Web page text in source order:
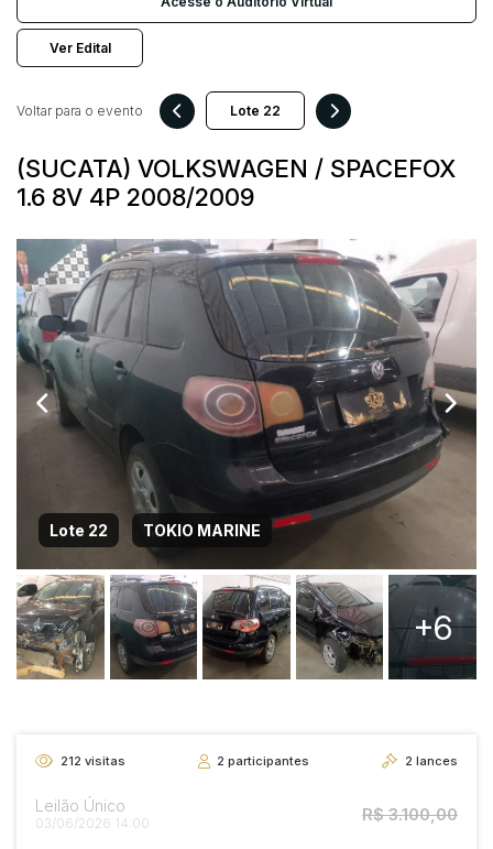
Ver Edital
(SUCATA) VOLKSWAGEN / SPACEFOX
1.6 8V 4P 2008/2009
Voltar para o evento
Lote 22 TOKIO MARINE
+6
212 visitas 2participantes 2 lances
Leilão Único
03/06/2026 14:00 R$ 3.100,00